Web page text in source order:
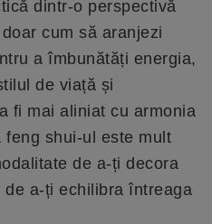
dintr-o perspectivă
cum să aranjezi
a îmbunătăți energia,
de viață și
fi mai aliniat cu armonia
feng shui-ul este mult
de a-ți decora
a-ți echilibra întreaga